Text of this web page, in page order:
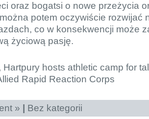
oraz bogatsi o nowe przeżycia
potem oczywiście rozwijać
co w konsekwencji może
życiową pasję.
» Bez kategorii